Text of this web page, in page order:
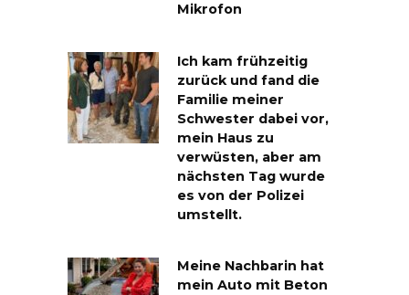
Mikrofon
Ich kam frühzeitig
zurück und fand die
Familie meiner
Schwester dabei vor,
mein Haus zu
verwüsten, aber am
nächsten Tag wurde
es von der Polizei
umstellt.
Meine Nachbarin hat
mein Auto mit Beton